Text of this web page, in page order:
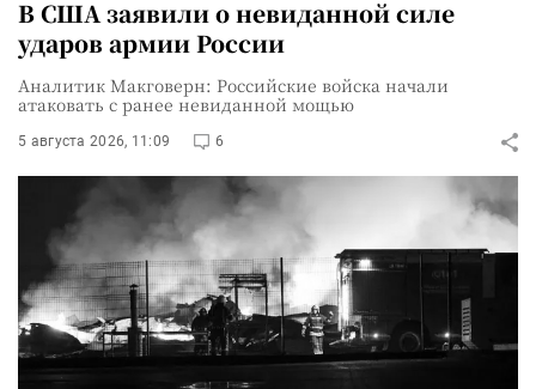
В США заявили о невиданной силе
ударов армии России
Аналитик Макговерн: Российские войска начали
атаковать с ранее невиданной мощью
5 августа 2026, 11:09 6